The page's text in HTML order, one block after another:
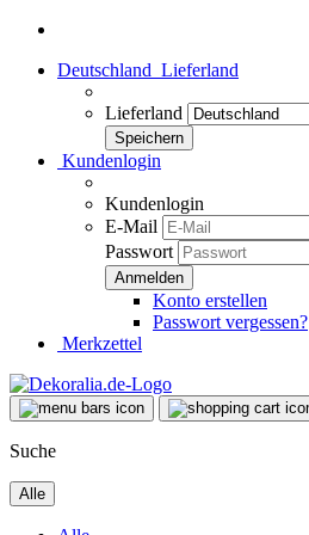
Deutschland Lieferland
Lieferland
Kundenlogin
Kundenlogin
E-Mail
Passwort
Konto erstellen
Passwort vergessen?
Merkzettel
Suche
Alle